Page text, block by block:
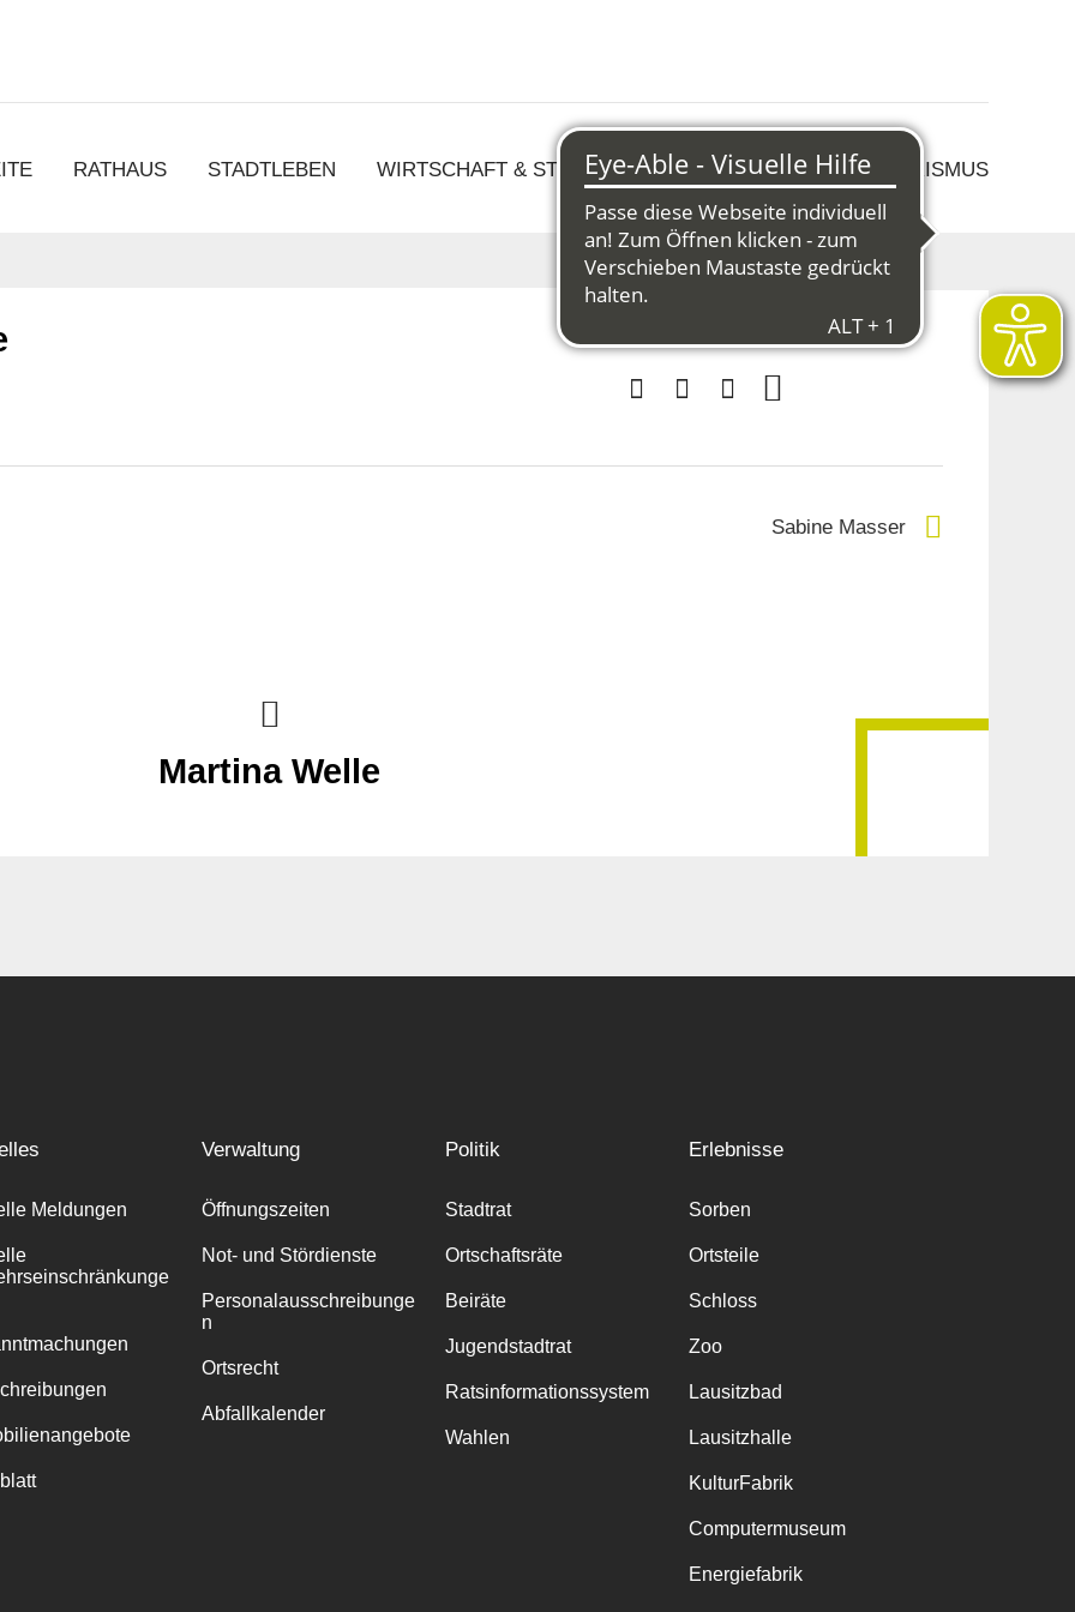
RATHAUS STADTLEBEN WIRTSCHAFT & STRUKTURWANDEL KULTUR & TOURISMUS
Sabine Masser
Martina Welle
Meldungen
Verwaltung
Öffnungszeiten
Not- und Stördienste
Personalausschreibunge
n
Ortsrecht
Abfallkalender
Politik
Stadtrat
Ortschaftsräte
Beiräte
Jugendstadtrat
Ratsinformationssystem
Wahlen
Erlebnisse
Sorben
Ortsteile
Schloss
Zoo
Lausitzbad
Lausitzhalle
KulturFabrik
Computermuseum
Energiefabrik